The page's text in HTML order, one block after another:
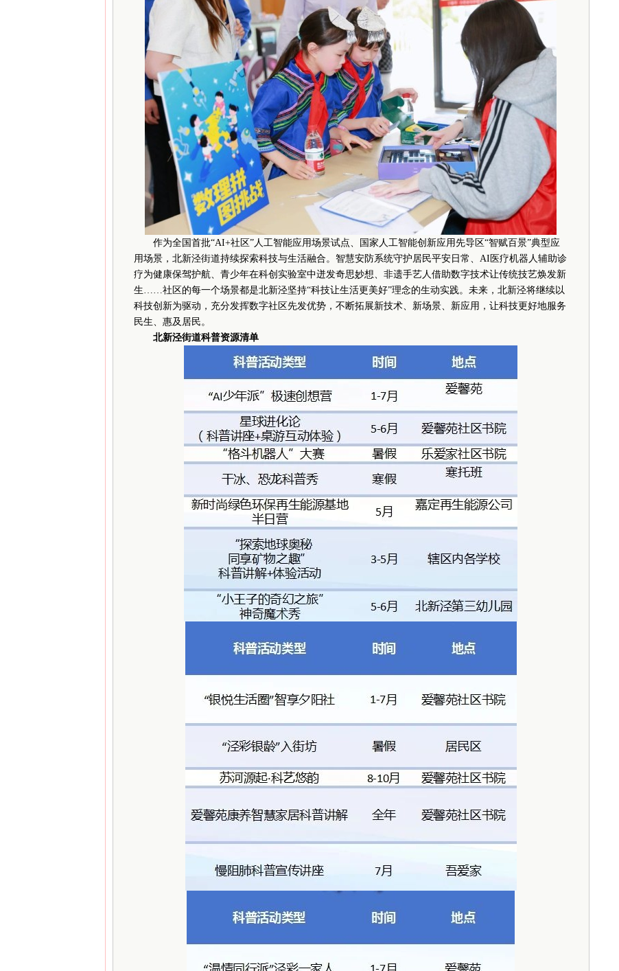
作为全国首批“AI+社区”人工智能应用场景试点、国家人工智能创新应用先导区“智赋百景”典型应
用场景，北新泾街道持续探索科技与生活融合。智慧安防系统守护居民平安日常、AI医疗机器人辅助诊
疗为健康保驾护航、青少年在科创实验室中迸发奇思妙想、非遗手艺人借助数字技术让传统技艺焕发新
生……社区的每一个场景都是北新泾坚持“科技让生活更美好”理念的生动实践。未来，北新泾将继续以
科技创新为驱动，充分发挥数字社区先发优势，不断拓展新技术、新场景、新应用，让科技更好地服务
民生、惠及居民。
北新泾街道科普资源清单